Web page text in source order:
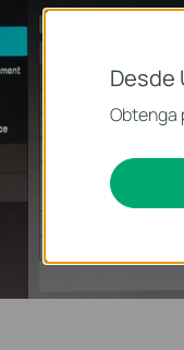
Desde
Obtenga